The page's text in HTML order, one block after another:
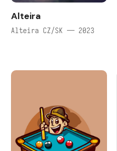
Alteira
Alteira CZ/SK — 2023